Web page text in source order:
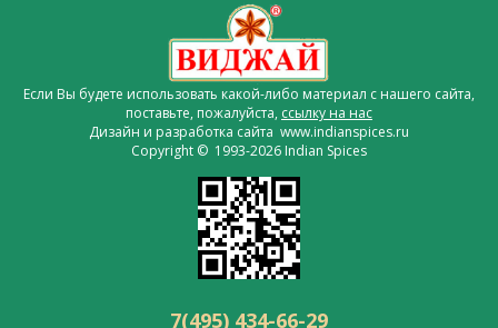
Если Вы будете использовать какой-либо материал с нашего сайта,
поставьте, пожалуйста, ссылку на нас
Дизайн и разработка сайта www.indianspices.ru
Copyright © 1993-2026 Indian Spices
7(495) 434-66-29